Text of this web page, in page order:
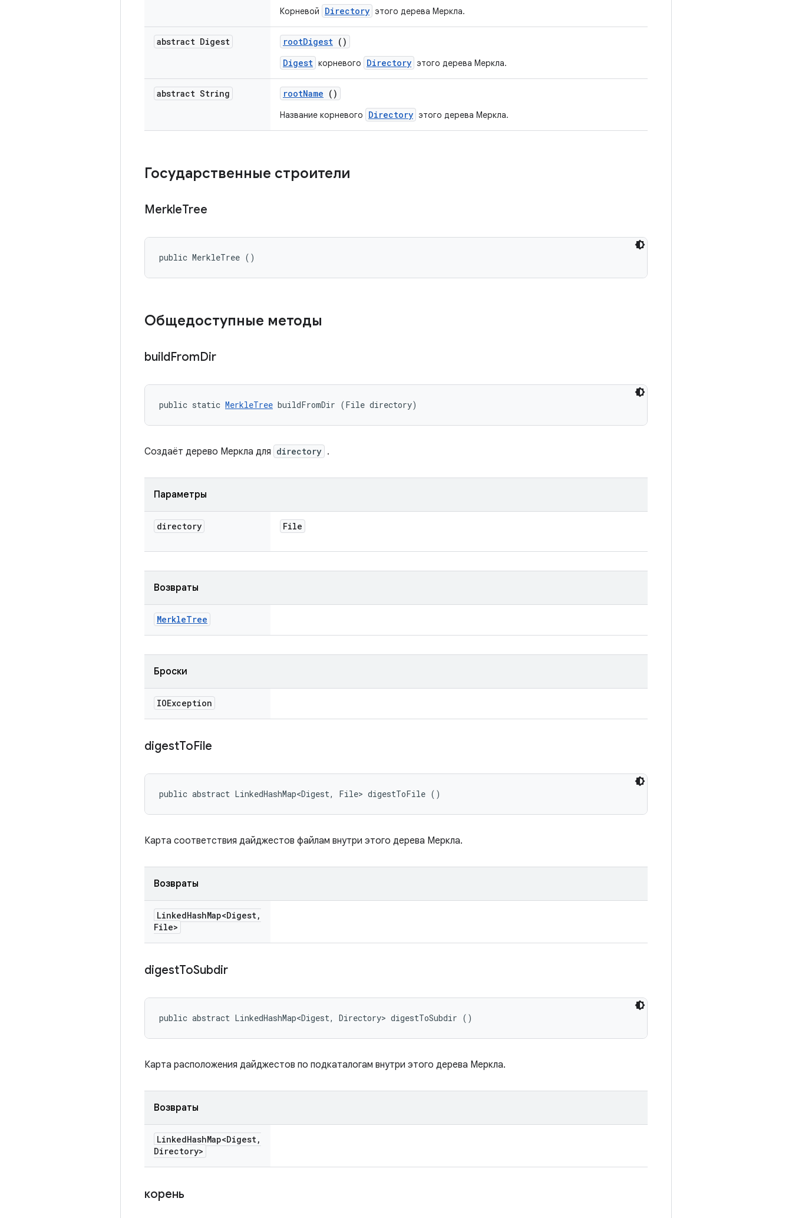
Корневой Directory этого дерева Меркла.
abstract Digest rootDigest ()
Digest корневого Directory этого дерева Меркла.
abstract String rootName ()
Название корневого Directory этого дерева Меркла.
Государственные строители
MerkleTree
public MerkleTree ()
Общедоступные методы
buildFromDir
public static MerkleTree buildFromDir (File directory)
Создаёт дерево Меркла для directory .
Параметры
directory File
Возвраты
MerkleTree
Броски
IOException
digestToFile
public abstract LinkedHashMap<Digest, File> digestToFile ()
Карта соответствия дайджестов файлам внутри этого дерева Меркла.
Возвраты
LinkedHashMap<Digest,
File>
digestToSubdir
public abstract LinkedHashMap<Digest, Directory> digestToSubdir ()
Карта расположения дайджестов по подкаталогам внутри этого дерева Меркла.
Возвраты
LinkedHashMap<Digest,
Directory>
корень